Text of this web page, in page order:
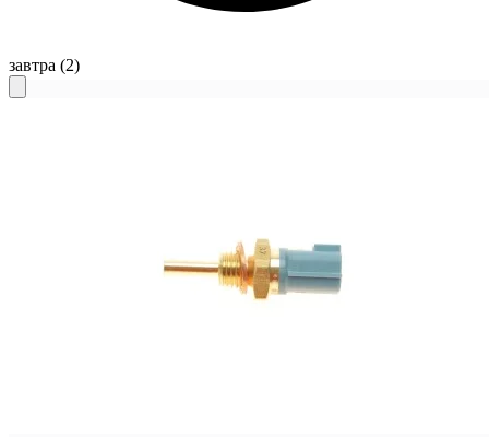
завтра (2)